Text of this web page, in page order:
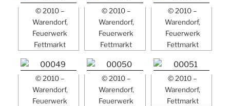
© 2010 –
Warendorf,
Feuerwerk
Fettmarkt
© 2010 –
Warendorf,
Feuerwerk
Fettmarkt
© 2010 –
Warendorf,
Feuerwerk
Fettmarkt
© 2010 –
Warendorf,
Feuerwerk
© 2010 –
Warendorf,
Feuerwerk
© 2010 –
Warendorf,
Fettmarkt